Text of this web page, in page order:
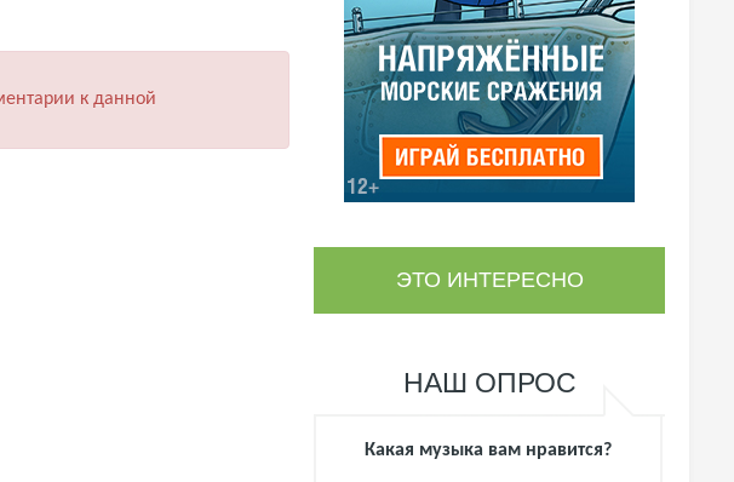
к данной
ЭТО ИНТЕРЕСНО
НАШ ОПРОС
Какая музыка вам нравится?